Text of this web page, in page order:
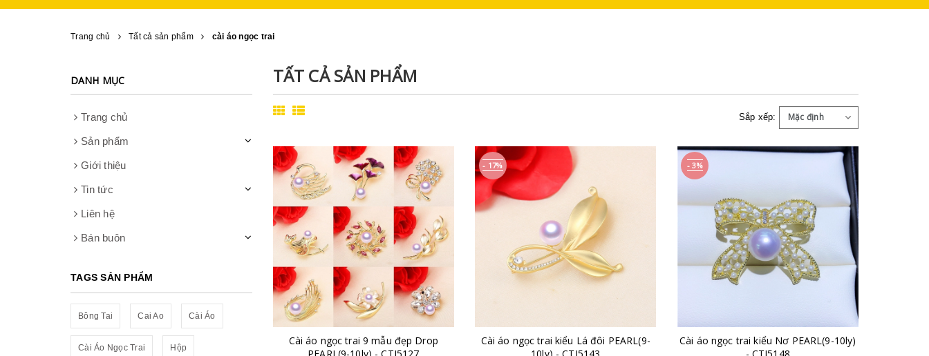
Trang chủ Tất cả sản phẩm cài áo ngọc trai
TẤT CẢ SẢN PHẨM
Sắp xếp:
Cài áo ngọc trai 9 mẫu đẹp Drop
PEARL(9-10ly) - CTJ5127
- 17%
Cài áo ngọc trai kiểu Lá đôi PEARL(9-
10ly) - CTJ5143
- 3%
Cài áo ngọc trai kiểu Nơ PEARL(9-10ly)
- CTJ5148
DANH MỤC
Trang chủ
Sản phẩm
Giới thiệu
Tin tức
Liên hệ
Bán buôn
TAGS SẢN PHẨM
Bông Tai Cai Ao Cài Áo
Cài Áo Ngọc Trai Hộp